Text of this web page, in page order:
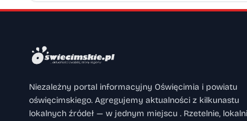
Niezależny portal informacyjny Oświęcimia i powiatu
oświęcimskiego. Agregujemy aktualności z kilkunastu
lokalnych źródeł — w jednym miejscu . Rzetelnie,